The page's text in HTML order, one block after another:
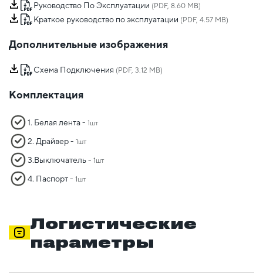
Руководство По Эксплуатации (PDF, 8.60 MB)
Краткое руководство по эксплуатации (PDF, 4.57 MB)
Дополнительные изображения
Схема Подключения (PDF, 3.12 MB)
Комплектация
1. Белая лента - 1шт
2. Драйвер - 1шт
3.Выключатель - 1шт
4. Паспорт - 1шт
Логистические
параметры